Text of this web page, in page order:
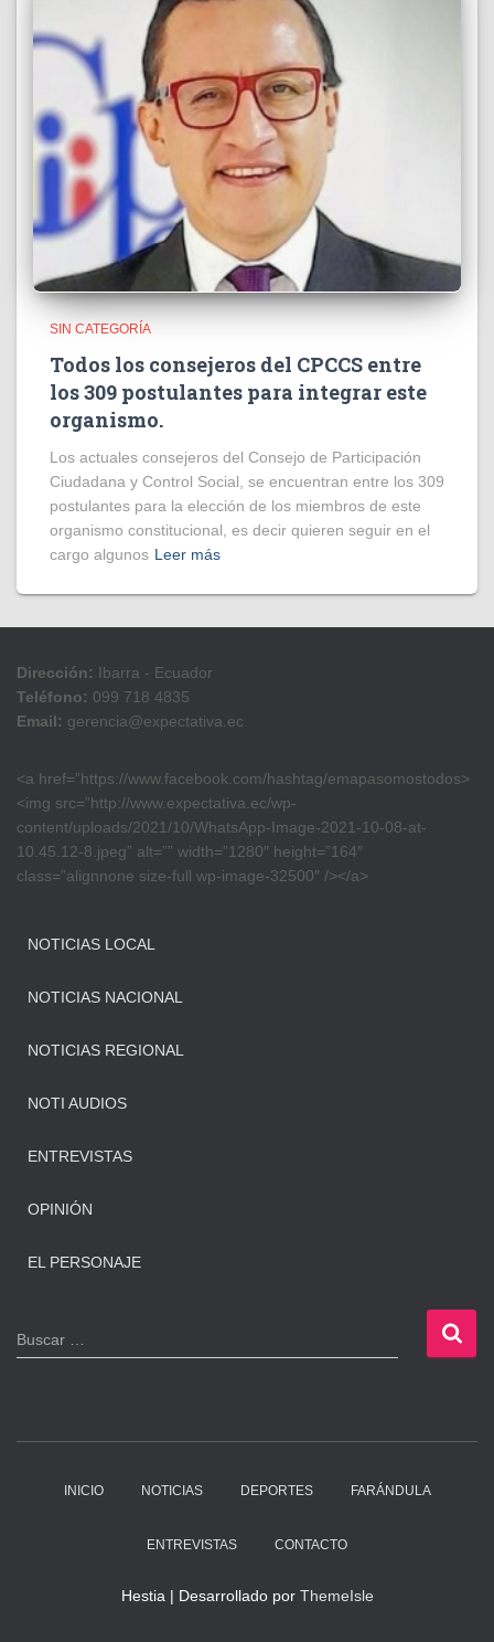
SIN CATEGORÍA
Todos los consejeros del CPCCS entre
los 309 postulantes para integrar este
organismo.
Los actuales consejeros del Consejo de Participación
Ciudadana y Control Social, se encuentran entre los 309
postulantes para la elección de los miembros de este
organismo constitucional, es decir quieren seguir en el
cargo algunos Leer más
Dirección: Ibarra - Ecuador
Teléfono: 099 718 4835
Email: gerencia@expectativa.ec
<a href=”https://www.facebook.com/hashtag/emapasomostodos>
<img src=”http://www.expectativa.ec/wp-
content/uploads/2021/10/WhatsApp-Image-2021-10-08-at-
10.45.12-8.jpeg” alt=”” width=”1280″ height=”164″
class=”alignnone size-full wp-image-32500″ /></a>
NOTICIAS LOCAL
NOTICIAS NACIONAL
NOTICIAS REGIONAL
NOTI AUDIOS
ENTREVISTAS
OPINIÓN
EL PERSONAJE
B
u
Buscar …
INICIO NOTICIAS DEPORTES FARÁNDULA
ENTREVISTAS CONTACTO
Hestia | Desarrollado por ThemeIsle